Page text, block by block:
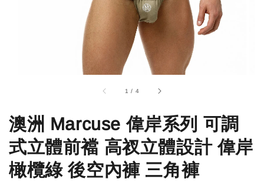
1 / 4
澳洲 Marcuse 偉岸系列 可調
式立體前襠 高衩立體設計 偉岸
橄欖綠 後空內褲 三角褲